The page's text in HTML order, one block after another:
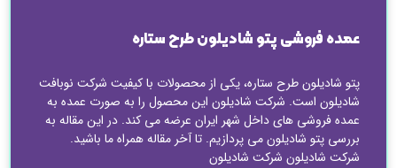
عمده فروشی پتو شادیلون طرح ستاره
پتو شادیلون طرح ستاره، یکی از محصولات با کیفیت شرکت نوبافت
شادیلون است. شرکت شادیلون این محصول را به صورت عمده به
عمده فروشی های داخل شهر ایران عرضه می کند. در این مقاله به
بررسی پتو شادیلون می پردازیم. تا آخر مقاله همراه ما باشید.
شرکت شادیلون شرکت شادیلون